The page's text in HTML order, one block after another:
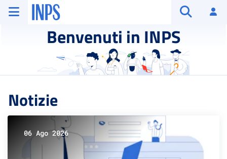
Vai al menu principale
Vai al contenuto principale
Vai al pie' di pagina
INPS ()
Benvenuti in INPS
Notizie
06 Ago 2026